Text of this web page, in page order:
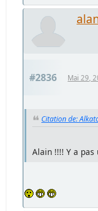
#2836 Mai 29,
Citation de:
Alain !!!! Y a